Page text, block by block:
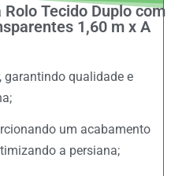
Tecido Duplo com
1,60 m x A
garantindo qualidade e
um acabamento
a persiana;